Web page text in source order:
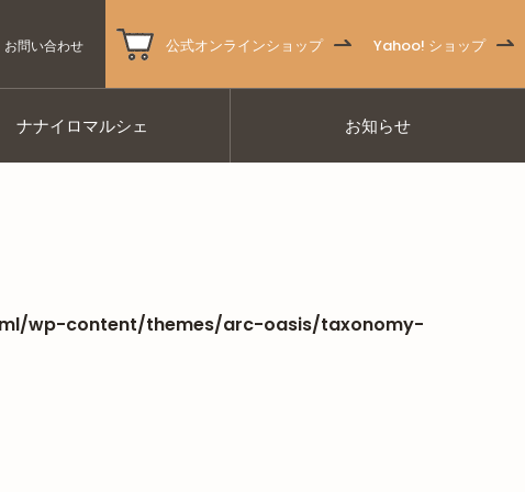
お問い合わせ 公式オンラインショップ Yahoo! ショップ
ナナイロマルシェ お知らせ
wp-content/themes/arc-oasis/taxonomy-